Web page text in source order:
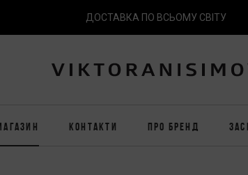
ДОСТАВКА ПО ВСЬОМУ СВІТУ
КОНТАКТИ ПРО БРЕНД